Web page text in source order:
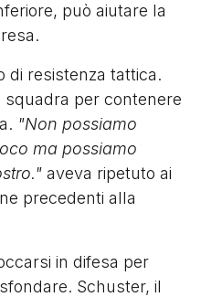
può aiutare la
di resistenza tattica.
per contenere
"Non possiamo
ma possiamo
aveva ripetuto ai
precedenti alla
in difesa per
Schuster, il